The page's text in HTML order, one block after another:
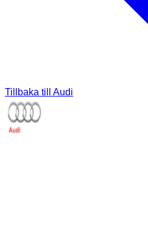
Tillbaka till Audi